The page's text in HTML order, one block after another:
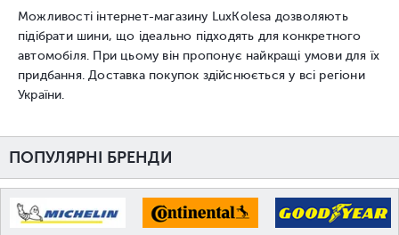
Можливості інтернет-магазину LuxKolesa дозволяють
підібрати шини, що ідеально підходять для конкретного
автомобіля. При цьому він пропонує найкращі умови для їх
придбання. Доставка покупок здійснюється у всі регіони
України.
ПОПУЛЯРНІ БРЕНДИ